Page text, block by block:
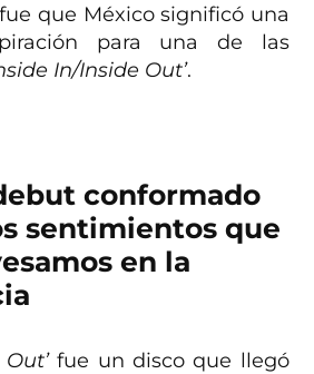
que México significó una
para una de las
In/Inside Out’.
conformado
sentimientos que
en la
fue un disco que llegó